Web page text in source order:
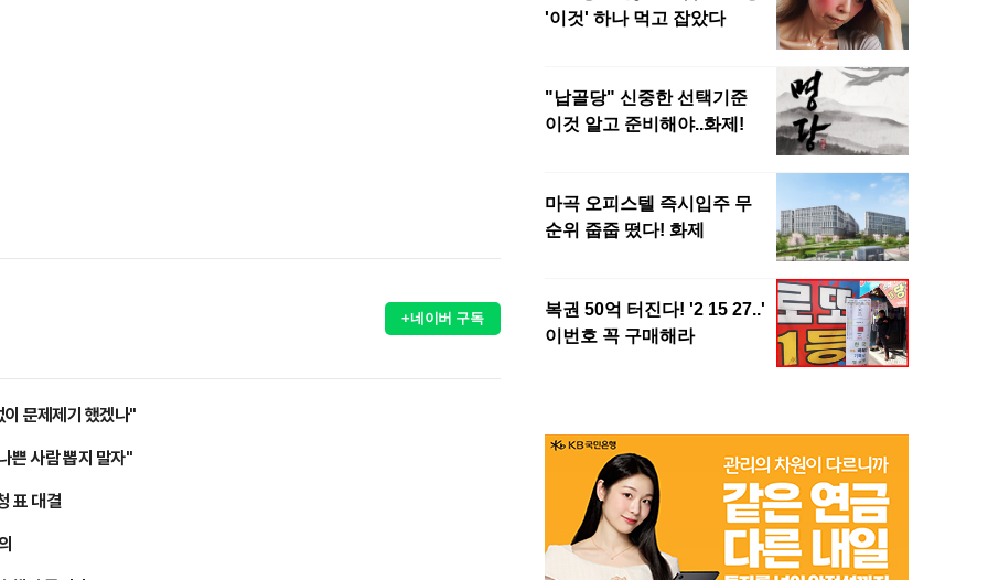
+네이버 구독
문제제기 했겠나"
쁜 사람 뽑지 말자"
표 대결